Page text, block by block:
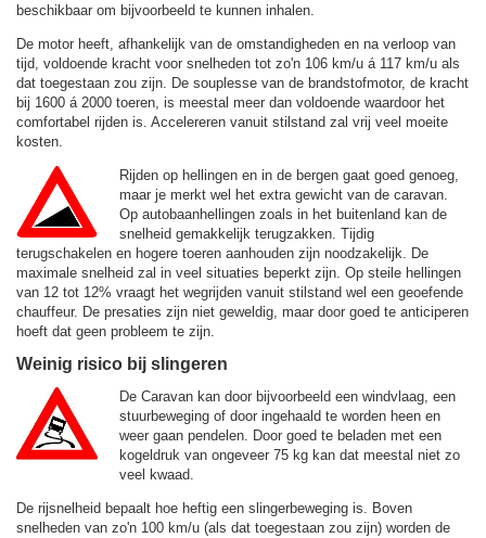
beschikbaar om bijvoorbeeld te kunnen inhalen.
De motor heeft, afhankelijk van de omstandigheden en na verloop van
tijd, voldoende kracht voor snelheden tot zo'n 106 km/u á 117 km/u als
dat toegestaan zou zijn. De souplesse van de brandstofmotor, de kracht
bij 1600 á 2000 toeren, is meestal meer dan voldoende waardoor het
comfortabel rijden is. Accelereren vanuit stilstand zal vrij veel moeite
kosten.
Rijden op hellingen en in de bergen gaat goed genoeg,
maar je merkt wel het extra gewicht van de caravan.
Op autobaanhellingen zoals in het buitenland kan de
snelheid gemakkelijk terugzakken. Tijdig
terugschakelen en hogere toeren aanhouden zijn noodzakelijk. De
maximale snelheid zal in veel situaties beperkt zijn. Op steile hellingen
van 12 tot 12% vraagt het wegrijden vanuit stilstand wel een geoefende
chauffeur. De presaties zijn niet geweldig, maar door goed te anticiperen
hoeft dat geen probleem te zijn.
Weinig risico bij slingeren
De Caravan kan door bijvoorbeeld een windvlaag, een
stuurbeweging of door ingehaald te worden heen en
weer gaan pendelen. Door goed te beladen met een
kogeldruk van ongeveer 75 kg kan dat meestal niet zo
veel kwaad.
De rijsnelheid bepaalt hoe heftig een slingerbeweging is. Boven
snelheden van zo'n 100 km/u (als dat toegestaan zou zijn) worden de